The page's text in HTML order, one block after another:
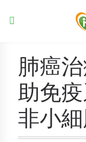
肺癌
助免
非小